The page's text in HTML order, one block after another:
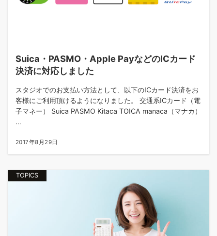
Suica・PASMO・Apple PayなどのICカード
決済に対応しました
スタジオでのお支払い方法として、以下のICカード決済をお
客様にご利用頂けるようになりました。 交通系ICカード（電
子マネー） Suica PASMO Kitaca TOICA manaca（マナカ）
…
2017年8月29日
TOPICS